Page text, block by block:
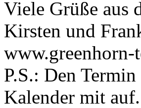
Viele Grüße aus
Kirsten und
www.greenhorn-
P.S.: Den
Kalender mit auf.